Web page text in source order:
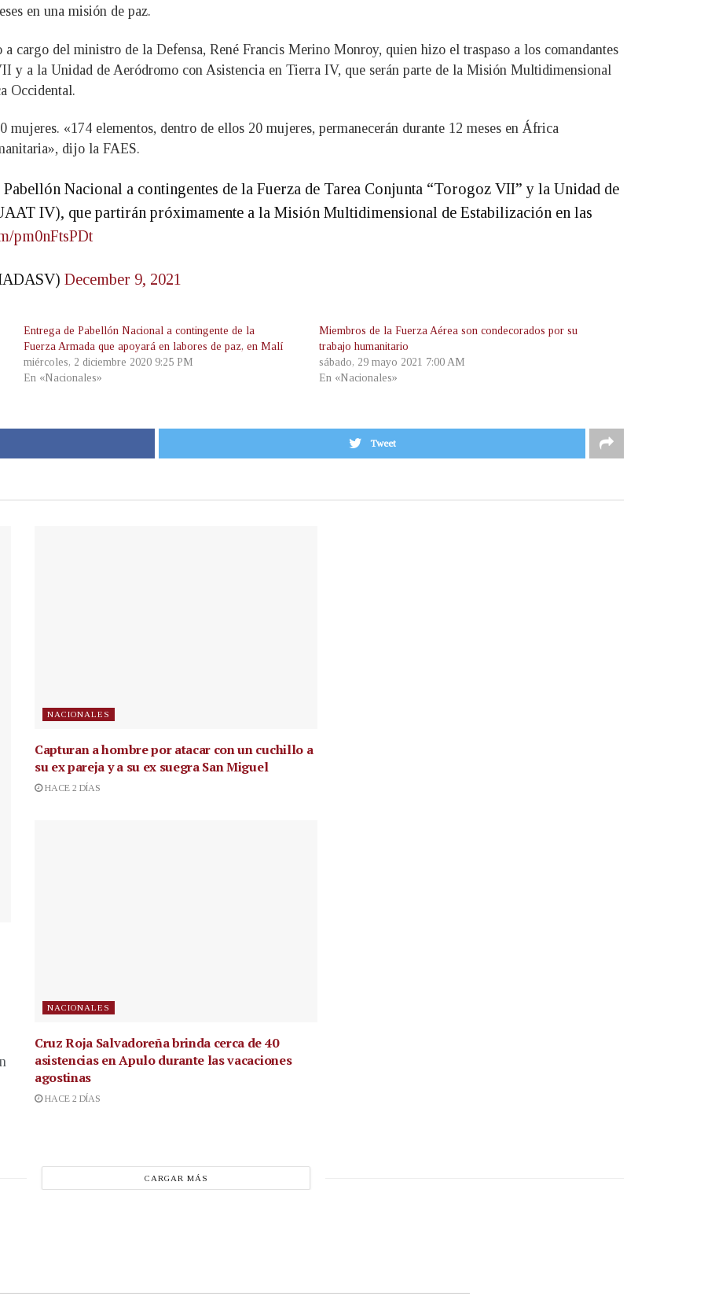
en una misión de paz.
cargo del ministro de la Defensa, René Francis Merino Monroy, quien hizo el traspaso a los comandantes
y a la Unidad de Aeródromo con Asistencia en Tierra IV, que serán parte de la Misión Multidimensional
Occidental.
mujeres. «174 elementos, dentro de ellos 20 mujeres, permanecerán durante 12 meses en África
dijo la FAES.
Nacional a contingentes de la Fuerza de Tarea Conjunta “Torogoz VII” y la Unidad de
IV), que partirán próximamente a la Misión Multidimensional de Estabilización en las
pm0nFtsPDt
December 9, 2021
Entrega de Pabellón Nacional a contingente de la
Fuerza Armada que apoyará en labores de paz, en Malí
miércoles, 2 diciembre 2020 9:25 PM
En «Nacionales»
Miembros de la Fuerza Aérea son condecorados por su
trabajo humanitario
sábado, 29 mayo 2021 7:00 AM
En «Nacionales»
Tweet
NACIONALES
Capturan a hombre por atacar con un cuchillo a
su ex pareja y a su ex suegra San Miguel
HACE 2 DÍAS
NACIONALES
Cruz Roja Salvadoreña brinda cerca de 40
asistencias en Apulo durante las vacaciones
agostinas
HACE 2 DÍAS
CARGAR MÁS